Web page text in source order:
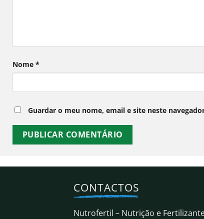
Nome *
Guardar o meu nome, email e site neste
CONTACTOS
Nutrofertil – Nutrição e